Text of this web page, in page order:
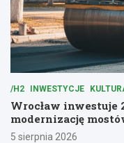
/H2 INWESTYCJE
Wrocław inwestuje
modernizację
5 sierpnia 2026